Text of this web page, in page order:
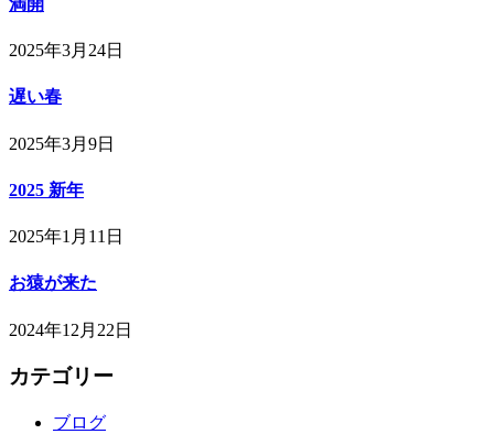
2025年3月24日
遅い春
2025年3月9日
2025 新年
2025年1月11日
お猿が来た
2024年12月22日
カテゴリー
ブログ